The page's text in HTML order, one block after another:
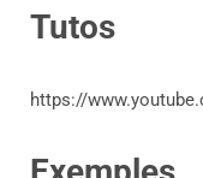
Tutos
https://